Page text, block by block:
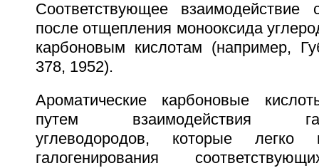
Соответствующее взаимодействие
после отщепления монооксида
карбоновым кислотам (например,
378, 1952).
Ароматические карбоновые
путем взаимодействия
углеводородов, которые легко
галогенирования